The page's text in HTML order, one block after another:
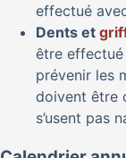
effectué
Dents et
être
prévenir les
doivent être
s’usent pas